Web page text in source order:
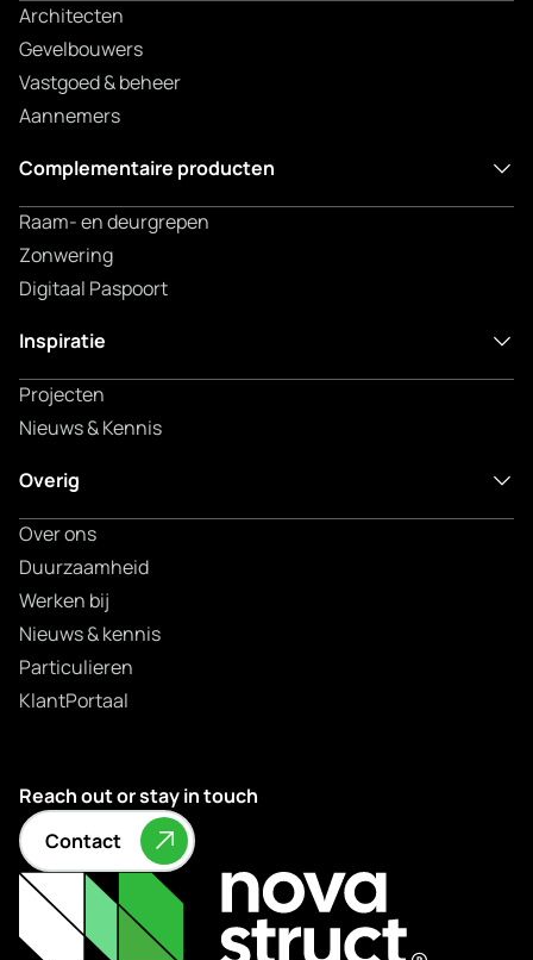
Architecten
Gevelbouwers
Vastgoed & beheer
Aannemers
Complementaire producten
Raam- en deurgrepen
Zonwering
Digitaal Paspoort
Inspiratie
Projecten
Nieuws & Kennis
Overig
Over ons
Duurzaamheid
Werken bij
Nieuws & kennis
Particulieren
KlantPortaal
Reach out or stay in touch
Contact